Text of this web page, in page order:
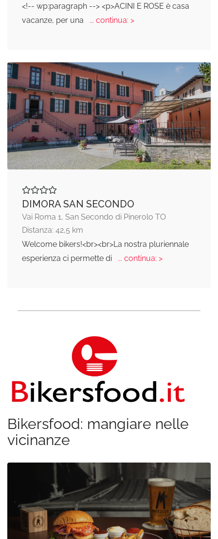
<!-- wp:paragraph --> <p>ACINI E ROSE è casa
vacanze, per una
... continua: >
DIMORA SAN SECONDO
Vai Roma 1, San Secondo di Pinerolo TO
Distanza: 42,5 km
Welcome bikers!<br><br>La nostra pluriennale
esperienza ci permette di
... continua: >
Bikersfood: mangiare nelle
vicinanze